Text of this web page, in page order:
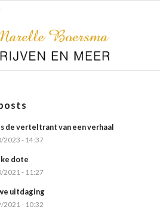
de verteltrant van een verhaal
2023 - 14:37
dote
2021 - 11:27
uitdaging
2021 - 10:32